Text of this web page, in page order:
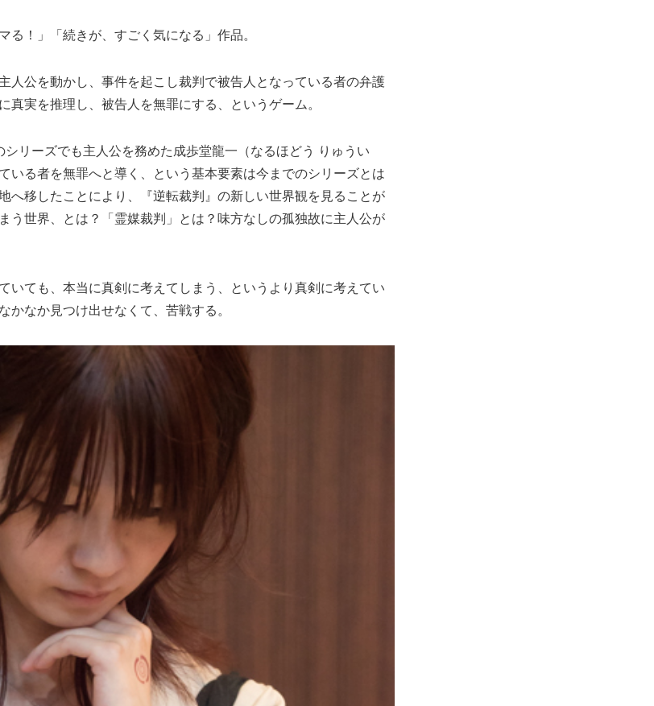
る！」「続きが、すごく気になる」作品。
人公を動かし、事件を起こし裁判で被告人となっている者の弁護
真実を推理し、被告人を無罪にする、というゲーム。
リーズでも主人公を務めた成歩堂龍一（なるほどう りゅうい
いる者を無罪へと導く、という基本要素は今までのシリーズとは
へ移したことにより、『逆転裁判』の新しい世界観を見ることが
う世界、とは？「霊媒裁判」とは？味方なしの孤独故に主人公が
いても、本当に真剣に考えてしまう、というより真剣に考えてい
かなか見つけ出せなくて、苦戦する。